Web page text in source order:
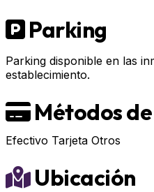
Parking
Parking disponible en las
establecimiento.
Métodos
Efectivo Tarjeta Otros
Ubicación